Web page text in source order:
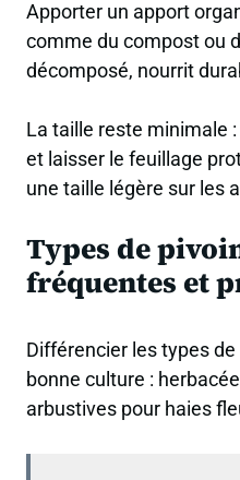
Apporter un apport
comme du compost ou
décomposé, nourrit
La taille reste minimale
et laisser le feuillage
une taille légère sur les
Types de
fréquentes et
Différencier les types
bonne culture :
arbustives pour haies